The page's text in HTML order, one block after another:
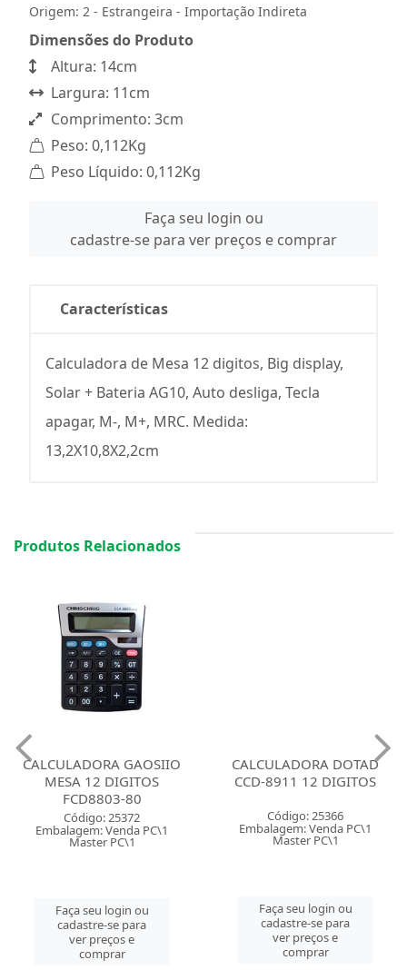
Origem: 2 - Estrangeira - Importação Indireta
Dimensões do Produto
Altura: 14cm
Largura: 11cm
Comprimento: 3cm
Peso: 0,112Kg
Peso Líquido: 0,112Kg
Faça seu login ou
cadastre-se para ver preços e comprar
Características
Calculadora de Mesa 12 digitos, Big display,
Solar + Bateria AG10, Auto desliga, Tecla
apagar, M-, M+, MRC. Medida:
13,2X10,8X2,2cm
Produtos Relacionados
CALCULADORA GAOSIIO
MESA 12 DIGITOS
FCD8803-80
Código: 25372
Embalagem: Venda PC\1
Master PC\1
Faça seu login ou
cadastre-se para
ver preços e
comprar
CALCULADORA DOTAD
CCD-8911 12 DIGITOS
Código: 25366
Embalagem: Venda PC\1
Master PC\1
Faça seu login ou
cadastre-se para
ver preços e
comprar